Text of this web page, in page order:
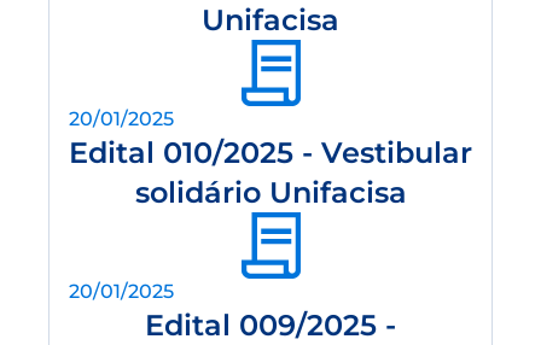
Unifacisa
20/01/2025
Edital 010/2025 - Vestibular
solidário Unifacisa
20/01/2025
Edital 009/2025 -